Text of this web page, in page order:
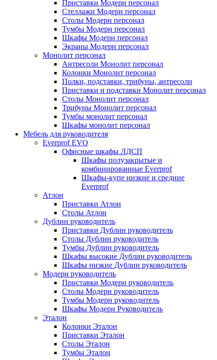
Приставки Модерн персонал
Стеллажи Модерн персонал
Столы Модерн персонал
Тумбы Модерн персонал
Шкафы Модерн персонал
Экраны Модерн персонал
Монолит персонал
Антресоли Монолит персонал
Колонки Монолит персонал
Полки, подставки, трибуны, антресоли
Приставки и подставки Монолит персонал
Столы Монолит персонал
Трибуны Монолит персонал
Тумбы монолит персонал
Шкафы монолит персонал
Мебель для руководителя
Everprof EVO
Офисные шкафы ЛДСП
Шкафы полузакрытые и
комбинированные Everprof
Шкафы-купе низкие и средние
Everprof
Атлон
Приставки Атлон
Столы Атлон
Дублин руководитель
Приставки Дублин руководитель
Столы Дублин руководитель
Тумбы Дублин руководитель
Шкафы высокие Дублин руководитель
Шкафы низкие Дублин руководитель
Модерн руководитель
Приставки Модерн руководитель
Столы Модерн руководитель
Тумбы Модерн руководитель
Шкафы Модерн Руководитель
Эталон
Колонки Эталон
Приставки Эталон
Столы Эталон
Тумбы Эталон